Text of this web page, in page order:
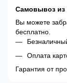
Самовывоз из
Вы можете
бесплатно.
Оплата
Гарантия от